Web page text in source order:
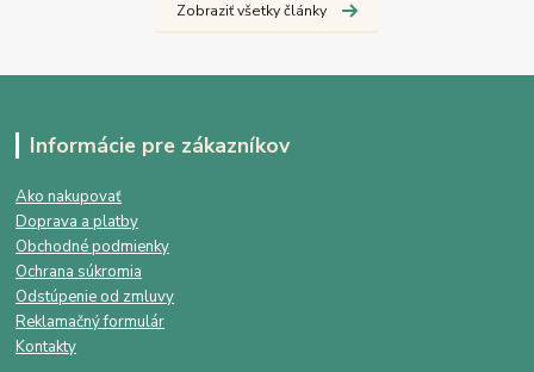
Zobraziť všetky články
Informácie pre zákazníkov
Ako nakupovať
Doprava a platby
Obchodné podmienky
Ochrana súkromia
Odstúpenie od zmluvy
Reklamačný formulár
Kontakty